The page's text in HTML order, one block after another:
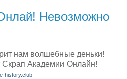
Невозможно
нам волшебные деньки!
Скрап Академии Онлайн!
history.club